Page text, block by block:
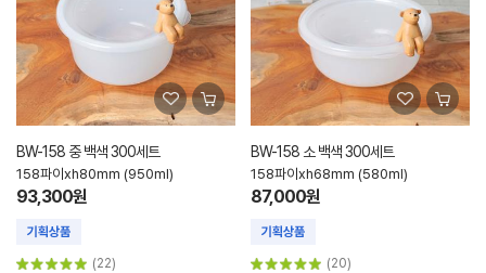
BW-158 중 백색 300세트
158파이xh80mm (950ml)
93,300원
(22)
BW-158 소 백색 300세트
158파이xh68mm (580ml)
87,000원
(20)